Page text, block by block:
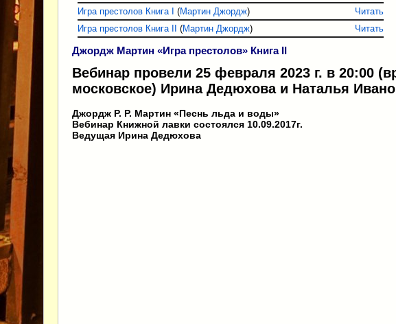
Игра престолов Книга I
(Мартин Джордж)
Читать
Игра престолов Книга II
(Мартин Джордж) Читать
Джордж Мартин «Игра престолов» Книга II
Вебинар провели 25 февраля 2023 г. в 20:00
московское) Ирина Дедюхова и Наталья
Джордж Р. Р. Мартин «Песнь льда и воды»
Вебинар Книжной лавки состоялся 10.09.2017г.
Ведущая Ирина Дедюхова